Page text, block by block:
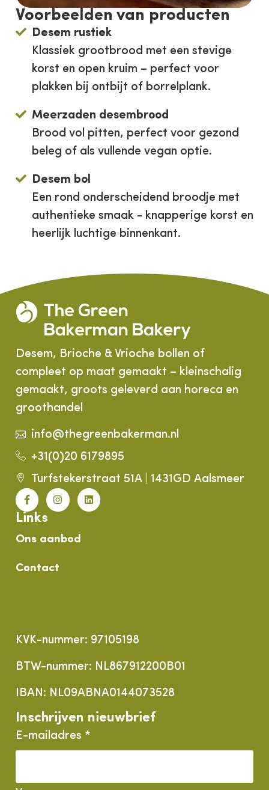
Voorbeelden van producten
Desem rustiek
Klassiek grootbrood met een stevige
korst en open kruim – perfect voor
plakken bij ontbijt of borrelplank.
Meerzaden desembrood
Brood vol pitten, perfect voor gezond
beleg of als vullende vegan optie.
Desem bol
Een rond onderscheidend broodje met
authentieke smaak - knapperige korst en
heerlijk luchtige binnenkant.
Desem, Brioche & Vrioche bollen of
compleet op maat gemaakt – kleinschalig
gemaakt, groots geleverd aan horeca en
groothandel
info@thegreenbakerman.nl
+31(0)20 6179895
Turfstekerstraat 51A | 1431GD Aalsmeer
Links
Ons aanbod
Contact
KVK-nummer: 97105198
BTW-nummer: NL867912200B01
IBAN: NL09ABNA0144073528
Inschrijven nieuwbrief
E-mailadres *